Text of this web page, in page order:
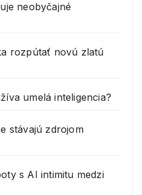
neobyčajné
rozpútať novú zlatú
umelá inteligencia?
stávajú zdrojom
s AI intimitu medzi